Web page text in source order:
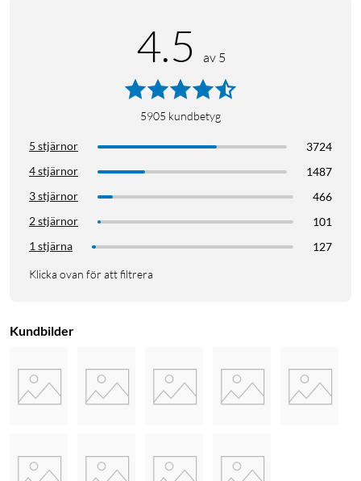
4.5 av 5
5905 kundbetyg
5 stjärnor
3724
4 stjärnor
1487
3 stjärnor
466
2 stjärnor
101
1 stjärna
127
Klicka ovan för att filtrera
Kundbilder